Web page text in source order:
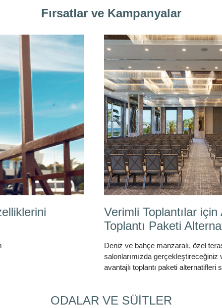
Fırsatlar ve Kampanyalar
Verimli Toplantılar için Avantajlı
Toplantı Paketi Alternatifleri
Deniz ve bahçe manzaralı, özel terasa sahip şık
salonlarımızda gerçekleştireceğiniz verimli toplantılar için
avantajlı toplantı paketi alternatifleri sunuyoruz.
ODALAR VE SÜİTLER